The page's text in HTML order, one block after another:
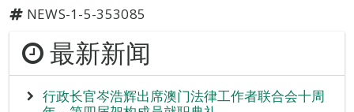
NEWS-1-5-353085
最新新闻
行政长官岑浩辉出席澳门法律工作者联合会十周